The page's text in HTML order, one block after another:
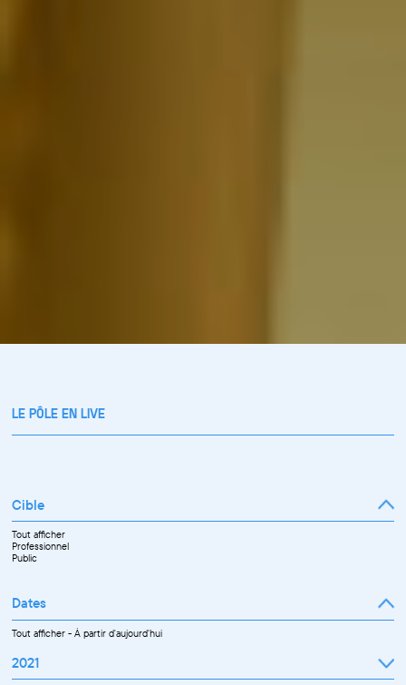
LE PÔLE EN LIVE
Cible
Tout afficher
Professionnel
Public
Dates
Tout afficher-À partir d'aujourd'hui
2021